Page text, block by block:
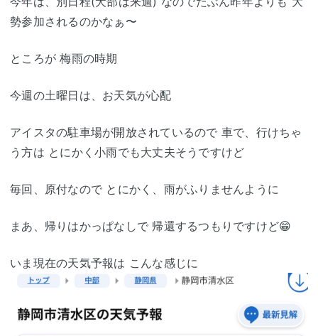
勢参加されるのかなぁ〜
ところが 梅雨の時期
今週の土曜日は、お天気が心配
アイスタの駐車場が開放されているので 車で、行けちゃ
う方は とにかく小雨でも大丈夫そうですけど
毎回、原付なので とにかく、雨がふりませんように
まあ、帰りはかっぱなしで 帰還するつもりですけど😁
いま現在の天気予報は こんな感じに